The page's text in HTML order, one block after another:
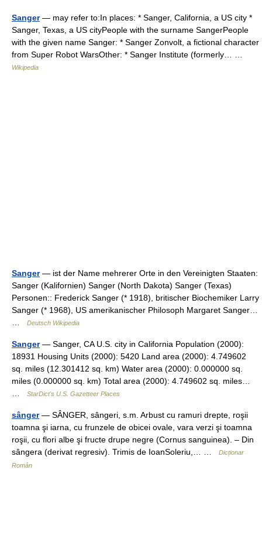
Sanger— may refer to:In places: * Sanger, California, a US city *
Sanger, Texas, a US cityPeople with the surname SangerPeople
with the given name Sanger: * Sanger Zonvolt, a fictional character
from Super Robot WarsOther: * Sanger Institute (formerly… …
Wikipedia
Sanger— ist der Name mehrerer Orte in den Vereinigten Staaten:
Sanger (Kalifornien) Sanger (North Dakota) Sanger (Texas)
Personen:: Frederick Sanger (* 1918), britischer Biochemiker Larry
Sanger (* 1968), US amerikanischer Philosoph Margaret Sanger…
Deutsch Wikipedia
Sanger— Sanger, CA U.S. city in California Population (2000):
18931 Housing Units (2000): 5420 Land area (2000): 4.749602
sq. miles (12.301412 sq. km) Water area (2000): 0.000000 sq.
miles (0.000000 sq. km) Total area (2000): 4.749602 sq. miles…
StarDict's U.S. Gazetteer Places
sânger— SÂNGER, sângeri, s.m. Arbust cu ramuri drepte, roşii
toamna şi iarna, cu frunzele de obicei ovale, vara verzi şi toamna
roşii, cu flori albe şi fructe drupe negre (Cornus sanguinea). – Din
sângera (derivat regresiv). Trimis de IoanSoleriu,… …
Dicționar
Român